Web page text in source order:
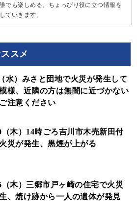
でも楽しめる、ちょっぴり役に立つ情報を
ていきます。
スメ
水）みさと団地で火災が発生して
様、近隣の方は無闇に近づかない
注意ください
（木）14時ごろ吉川市木売新田付
災が発生、黒煙が上がる
（木）三郷市戸ヶ崎の住宅で火災
、焼け跡から一人の遺体が発見